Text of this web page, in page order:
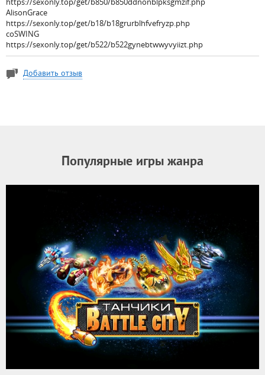
AlisonGrace
https://sexonly.top/get/b18/b18grurblhfvefryzp.php
coSWING
https://sexonly.top/get/b522/b522gynebtwwyvyiizt.php
Добавить отзыв
Популярные игры жанра